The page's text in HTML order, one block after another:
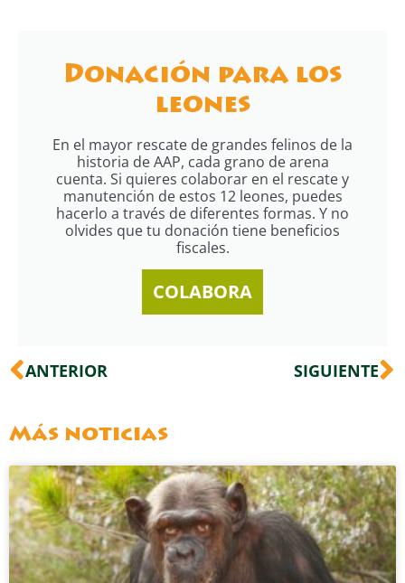
Donación para los
leones
En el mayor rescate de grandes felinos de la
historia de AAP, cada grano de arena
cuenta. Si quieres colaborar en el rescate y
manutención de estos 12 leones, puedes
hacerlo a través de diferentes formas. Y no
olvides que tu donación tiene beneficios
fiscales.
COLABORA
Ant
ANTERIOR SIGUIENTE
Más noticias